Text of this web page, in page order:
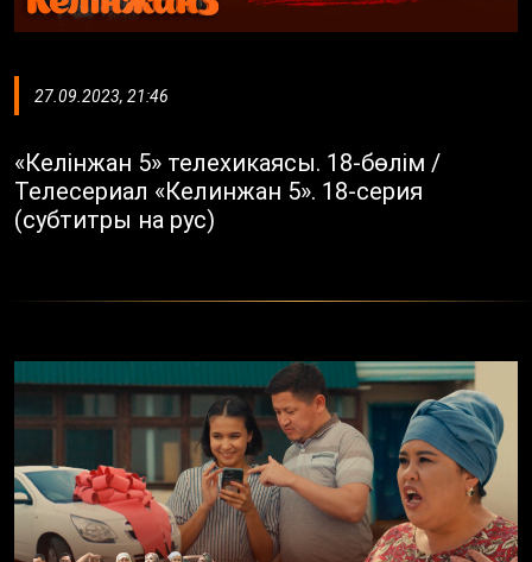
27.09.2023, 21:46
«Келінжан 5» телехикаясы. 18-бөлім /
Телесериал «Келинжан 5». 18-серия
(субтитры на рус)